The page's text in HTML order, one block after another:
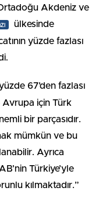
Akdeniz ve
ülkesinde
yüzde fazlası
67’den fazlası
Avrupa için Türk
bir parçasıdır.
mümkün ve bu
Ayrıca
Türkiye’yle
kılmaktadır.”